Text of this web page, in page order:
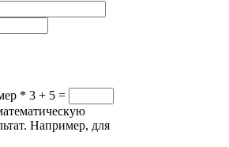
* 3 + 5 =
Например, для